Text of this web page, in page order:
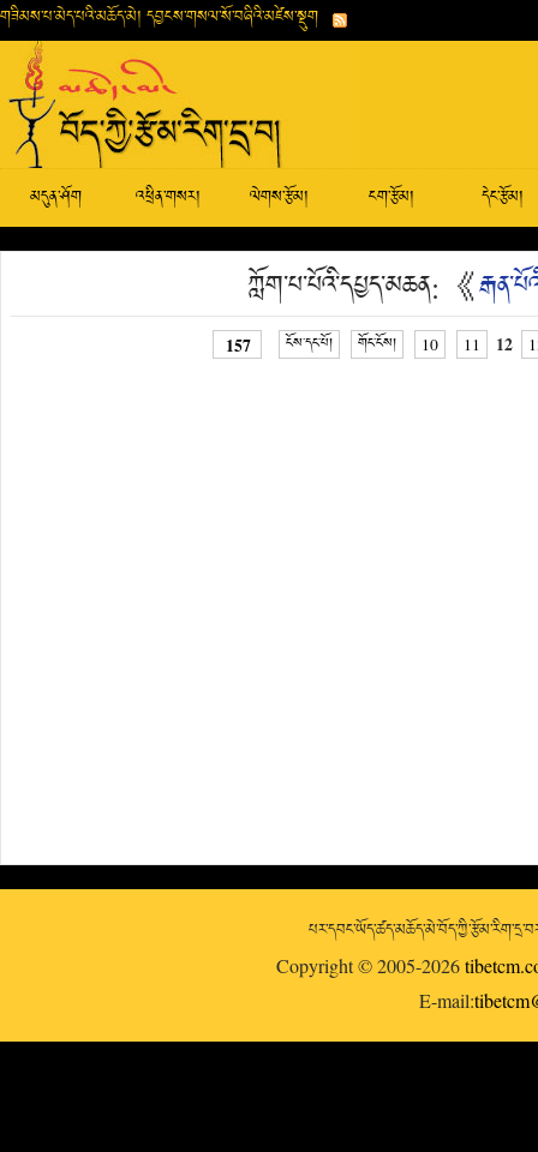
གཟིམས་པ་མེད་པའི་མཆོད་མེ། དབྱངས་གསལ་སོ་བཞིའི་མཛེས་སྡུག
མདུན་ཤོག འཕྲིན་གསར། ལེགས་རྩོམ། ངག་རྩོམ། དེང་རྩོམ།
ཀློག་པ་པོའི་དཔྱད་མཆན: 《
157 ངོས་དང་པོ། གོང་ངོས། 10 11 12
Copyright © 2005-2026
E-mail: